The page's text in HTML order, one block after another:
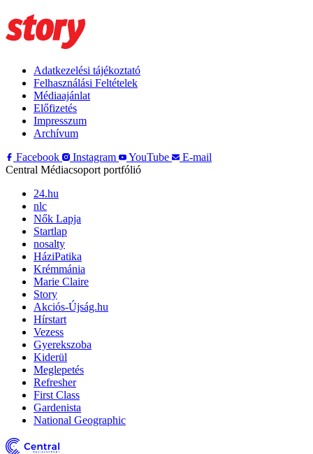
Adatkezelési tájékoztató
Felhasználási Feltételek
Médiaajánlat
Előfizetés
Impresszum
Archívum
Facebook
Instagram YouTube
E-mail
Central Médiacsoport portfólió
24.hu
nlc
Nők Lapja
Startlap
nosalty
HáziPatika
Krémmánia
Marie Claire
Story
Akciós-Újság.hu
Hírstart
Vezess
Gyerekszoba
Kiderül
Meglepetés
Refresher
First Class
Gardenista
National Geographic